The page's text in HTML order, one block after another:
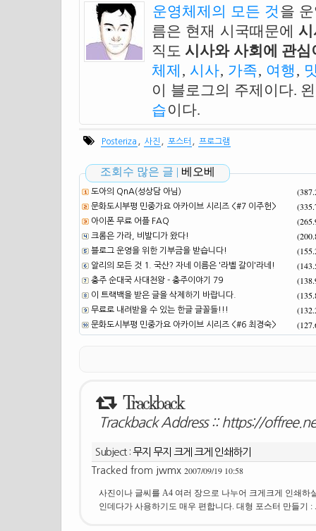
운영체제의 모든 것 을
름은 현재 시국때문에
직도 시사와 사회에 관
체제 , 시사, 가족, 여행 ,
이 블로그의 주제이다.
습이다.
Posteriza 사진 포스터 프로그램
조회수 많은 글 | 베오베
도아의 QnA(성상담 아님)
문화도시부평 민중가요 아카이브 시리즈 <#7 이주헌>
아이폰 무료 어플 FAQ
크롬은 가라, 비발디가 왔다!
블로그 운영을 위한 기부금을 받습니다!
알리의 모든 것 1. 국산? 자네 이름은 '라벨 갈이'라네!
충주 순대국 사대천왕 - 충주이야기 79
이 트랙백을 받은 글을 삭제하기 바랍니다.
무료로 내려받을 수 있는 한글 글꼴들!!!
문화도시부평 민중가요 아카이브 시리즈 <#6 최경숙>
Trackback
Trackback Address :: https://
Subject : 무지 무지 크게 크게 인쇄하기
Tracked from jwmx 2007/09/19 10:58
사진이나 글씨를 A4 여러 장으로 나누어 크게크게 인쇄하
인데다가 사용하기도 매우 편합니다. 대형 포스터 만들기 :